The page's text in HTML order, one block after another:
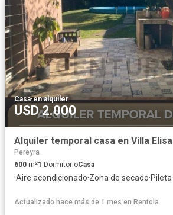
Casa·en alquiler
USD 2.000
Alquiler temporal casa en Villa Elisa
Pereyra
600 m²1 DormitorioCasa
·Aire acondicionado·Zona de secado·Pileta
Actualizado hace más de 1 mes en Rentola